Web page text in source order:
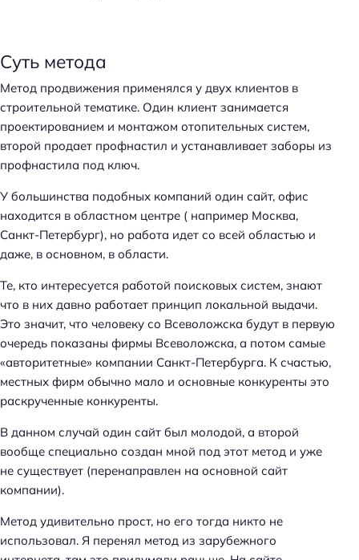
Суть метода
Метод продвижения применялся у двух клиентов в
строительной тематике. Один клиент занимается
проектированием и монтажом отопительных систем,
второй продает профнастил и устанавливает заборы из
профнастила под ключ.
У большинства подобных компаний один сайт, офис
находится в областном центре ( например Москва,
Санкт-Петербург), но работа идет со всей областью и
даже, в основном, в области.
Те, кто интересуется работой поисковых систем, знают
что в них давно работает принцип локальной выдачи.
Это значит, что человеку со Всеволожска будут в первую
очередь показаны фирмы Всеволожска, а потом самые
«авторитетные» компании Санкт-Петербурга. К счастью,
местных фирм обычно мало и основные конкуренты это
раскрученные конкуренты.
В данном случай один сайт был молодой, а второй
вообще специально создан мной под этот метод и уже
не существует (перенаправлен на основной сайт
компании).
Метод удивительно прост, но его тогда никто не
использовал. Я перенял метод из зарубежного